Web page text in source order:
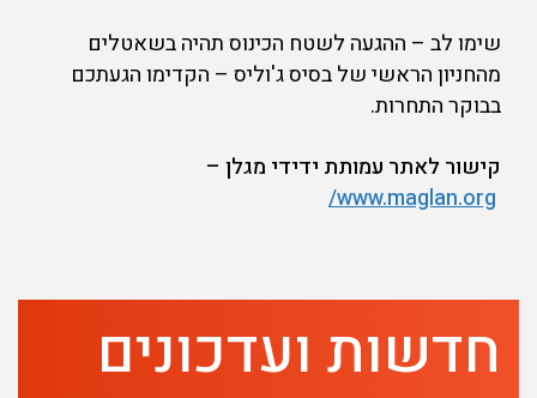
שימו לב – ההגעה לשטח הכינוס תהיה בשאטלים
מהחניון הראשי של בסיס ג'וליס – הקדימו הגעתכם
בבוקר התחרות.
קישור לאתר עמותת ידידי מגלן –
www.maglan.org/
חדשות ועדכונים